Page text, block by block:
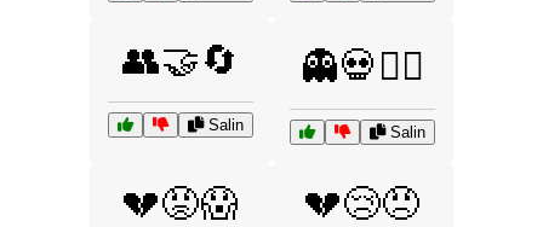
👥🤝🔄
Salin
👻💀🧟‍♂️
Salin
💔😡😱 💔😢😠